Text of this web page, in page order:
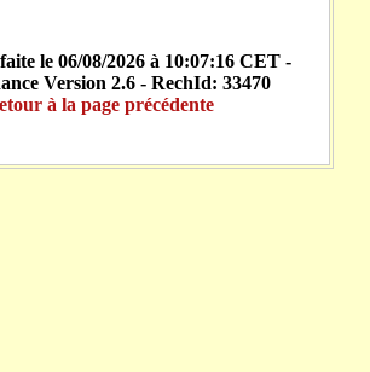
le 06/08/2026 à 10:07:16 CET -
Version 2.6 - RechId: 33470
à la page précédente